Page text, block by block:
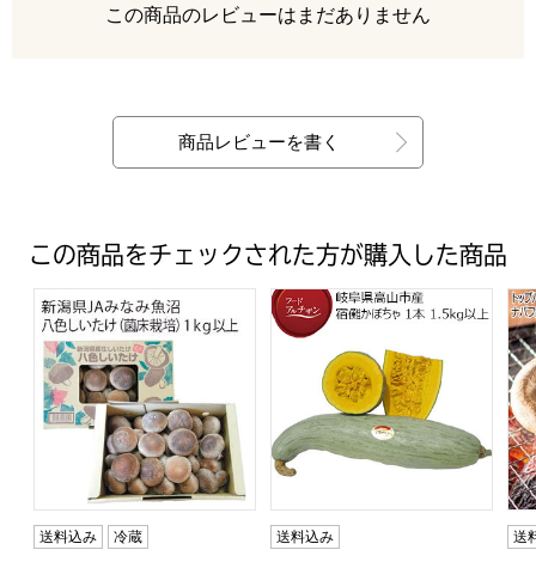
レビュー
この商品のレビューはまだありません
商品レビューを書く
この商品をチェックされた方が購入した商品
新潟県産(JAみなみ魚沼) 八色しいたけ(菌床栽培)1kg以上
送料込み 冷蔵
岐阜県高山市産 宿儺かぼちゃ
送料込み
ト
送